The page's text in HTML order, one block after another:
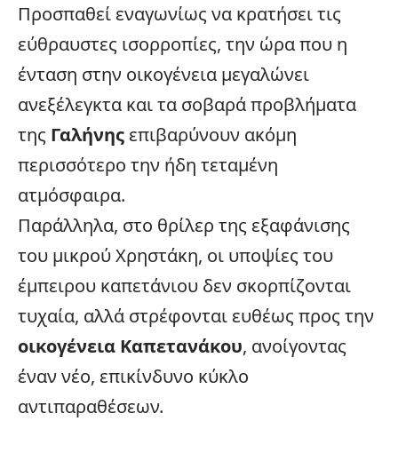
Προσπαθεί εναγωνίως να κρατήσει τις
εύθραυστες ισορροπίες, την ώρα που η
ένταση στην οικογένεια μεγαλώνει
ανεξέλεγκτα και τα σοβαρά προβλήματα
της Γαλήνης επιβαρύνουν ακόμη
περισσότερο την ήδη τεταμένη
ατμόσφαιρα.
Παράλληλα, στο θρίλερ της εξαφάνισης
του μικρού Χρηστάκη, οι υποψίες του
έμπειρου καπετάνιου δεν σκορπίζονται
τυχαία, αλλά στρέφονται ευθέως προς την
οικογένεια Καπετανάκου, ανοίγοντας
έναν νέο, επικίνδυνο κύκλο
αντιπαραθέσεων.